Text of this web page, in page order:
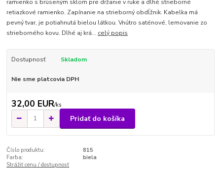
ramienko s brúseným sklom pre držanie v ruke a dlhé strieborné
retiazkové ramienko. Zapínanie na strieborný obdĺžnik. Kabelka má
pevný tvar, je potiahnutá bielou látkou. Vnútro saténové, lemovanie zo
strieborného kovu. Dlhé aj krá... celý popis
Dostupnosť Skladom
Nie sme platcovia DPH
32,00 EUR/ks
Pridať do košíka
Číslo produktu:
815
Farba:
biela
Strážiť cenu / dostupnosť